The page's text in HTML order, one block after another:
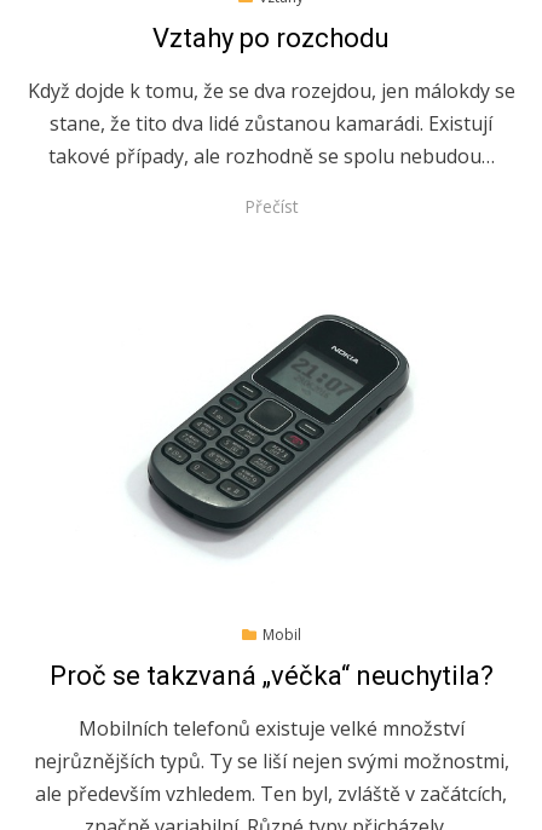
Vztahy po rozchodu
Když dojde k tomu, že se dva rozejdou, jen málokdy se
stane, že tito dva lidé zůstanou kamarádi. Existují
takové případy, ale rozhodně se spolu nebudou…
Přečíst
Posted30.6.2022
Mobil
Proč se takzvaná „véčka“ neuchytila?
Mobilních telefonů existuje velké množství
nejrůznějších typů. Ty se liší nejen svými možnostmi,
ale především vzhledem. Ten byl, zvláště v začátcích,